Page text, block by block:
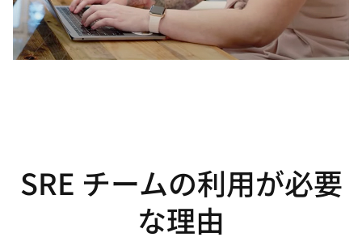
SRE チームの利用が必要
な理由